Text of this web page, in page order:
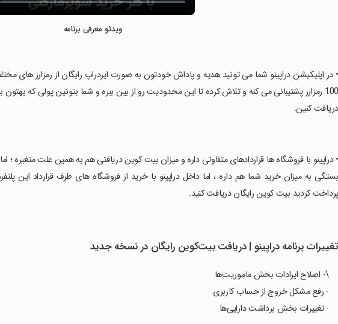
ویدئو معرفی برنامه
‏• در اپلیکیشن دراپینو شما می تونید هدیه و پاداش خودتون به صورت ایردراپ رایگان از رمزارز های
100 رمزارز پشتیبانی می کنه و تلاش کرده تا این محدودیت رو از بین ببره و شما بتونین پولی که
دریافت کنین.
‏• دراپینو با فروشگاه ها قراردادهای متفاوتی داره و میزان بیت کوین دریافتی هم به همین علت متغیره ؛
پرداخت کردید بیت کوین رایگان دریافت کنید.
تغییرات برنامه دراپینو | دریافت بیت‌کوین رایگان در نسخه جدید
\- اصلاح ایرادات بخش ماموریت‌ها
- رفع مشکل خروج از حساب کاربری
- تغییرات بخش برداشت دارایی‌ها